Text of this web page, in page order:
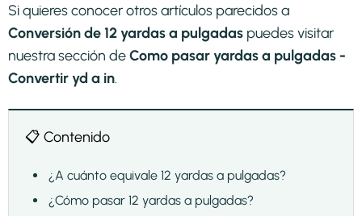
Si quieres conocer otros artículos parecidos a
Conversión de 12 yardas a pulgadas puedes visitar
nuestra sección deComo pasar yardas a pulgadas -
Convertir yd a in.
📋 Contenido
¿A cuánto equivale 12 yardas a pulgadas?
¿Cómo pasar 12 yardas a pulgadas?